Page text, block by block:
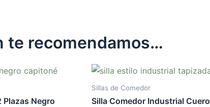
te recomendamos…
Plazas Negro
Sillas de Comedor
Silla Comedor Industrial Cuero